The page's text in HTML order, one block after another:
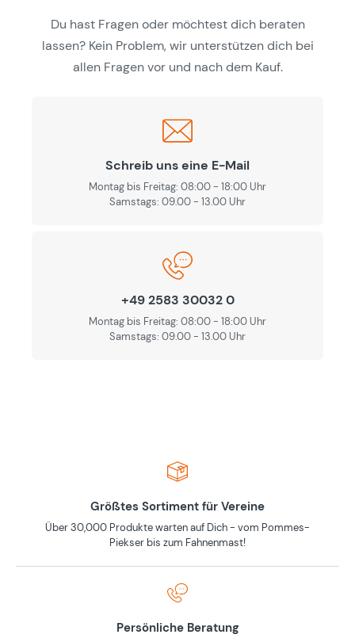
Du hast Fragen oder möchtest dich beraten
lassen? Kein Problem, wir unterstützen dich bei
allen Fragen vor und nach dem Kauf.
Schreib uns eine E-Mail
Montag bis Freitag: 08:00 - 18:00 Uhr
Samstags: 09.00 - 13.00 Uhr
+49 2583 30032 0
Montag bis Freitag: 08:00 - 18:00 Uhr
Samstags: 09.00 - 13.00 Uhr
Größtes Sortiment für Vereine
Über 30,000 Produkte warten auf Dich - vom Pommes-
Piekser bis zum Fahnenmast!
Persönliche Beratung